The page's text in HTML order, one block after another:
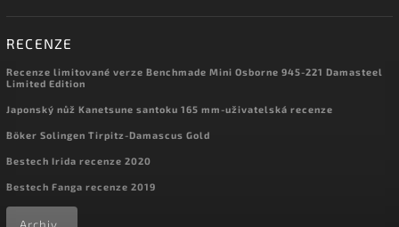
RECENZE
Recenze limitované verze Benchmade Mini Osborne 945-221 Damasteel
Limited Edition
Japonský nůž Kanetsune santoku 165 mm-uživatelská recenze
Böker Solingen Tirpitz-Damascus Gold
Bestech Irida recenze 2020
Bestech Fanga recenze 2019
Archiv